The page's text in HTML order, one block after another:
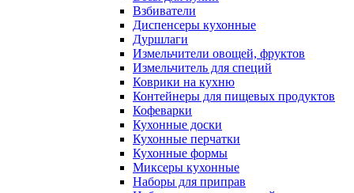
Взбиватели
Диспенсеры кухонные
Дуршлаги
Измельчители овощей, фруктов
Измельчитель для специй
Коврики на кухню
Контейнеры для пищевых продуктов
Кофеварки
Кухонные доски
Кухонные перчатки
Кухонные формы
Миксеры кухонные
Наборы для приправ